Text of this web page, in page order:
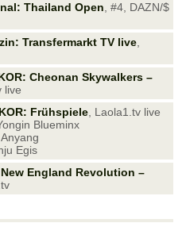
Thailand Open , #4, DAZN/$
Transfermarkt TV live
Cheonan Skywalkers –
live
Frühspiele , Laola1.tv live
Blueminx
Egis
England Revolution –